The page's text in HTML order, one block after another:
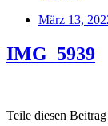
März 13,
IMG_5939
Teile diesen Beitrag